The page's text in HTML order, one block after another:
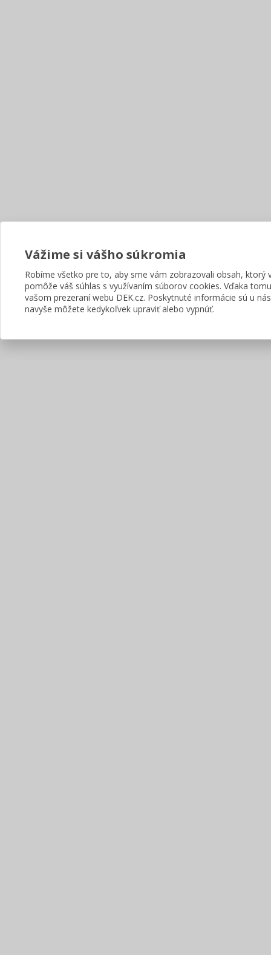
Vážime si vášho súkromia
Robíme všetko pre to, aby sme vám zobrazovali obsah, ktorý
pomôže váš súhlas s využívaním súborov cookies. Vďaka
vašom prezeraní webu DEK.cz. Poskytnuté informácie sú u
navyše môžete kedykoľvek upraviť alebo vypnúť.